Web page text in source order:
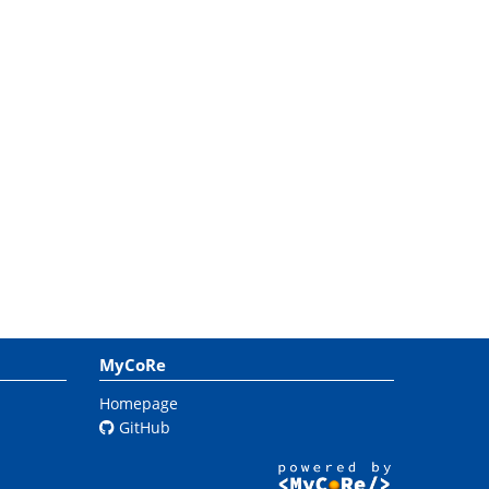
MyCoRe
Homepage
GitHub